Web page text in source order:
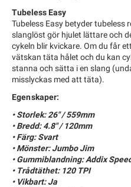
Tubeless Easy
Tubeless Easy betyder tubeless
slanglöst gör hjulet lättare och
cykeln blir kvickare. Om du får
vätskan täta hålet och du kan
stanna och sätta i en slang
misslyckas med att täta).
Egenskaper:
• Storlek: 26" / 559mm
• Bredd: 4.8" / 120mm
• Färg: Svart
• Mönster: Jumbo Jim
• Gummiblandning: Addix
• Trådtäthet: 120 TPI
• Vikbart: Ja